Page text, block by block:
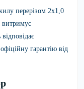
перерізом 2х1,0
витримує
гарантію від